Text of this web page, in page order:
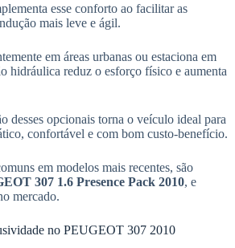
esse conforto ao facilitar as
mais leve e ágil.
em áreas urbanas ou estaciona em
hidráulica reduz o esforço físico e aumenta
desses opcionais torna o veículo ideal para
confortável e com bom custo-benefício.
em modelos mais recentes, são
307 1.6 Presence Pack 2010, e
mercado.
no PEUGEOT 307 2010